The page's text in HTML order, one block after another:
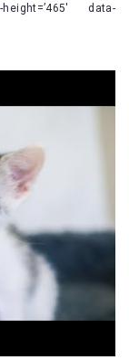
data-